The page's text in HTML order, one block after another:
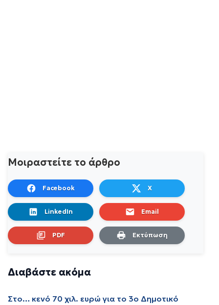
Μοιραστείτε το άρθρο
Facebook X
LinkedIn Email
PDF Εκτύπωση
Διαβάστε ακόμα
Στο… κενό 70 χιλ. ευρώ για το 3ο Δημοτικό